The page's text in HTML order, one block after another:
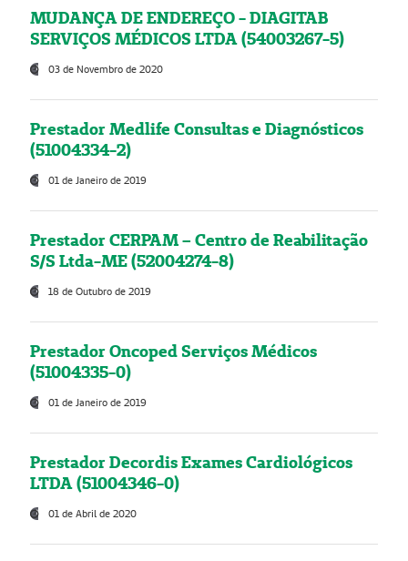
MUDANÇA DE ENDEREÇO - DIAGITAB
SERVIÇOS MÉDICOS LTDA (54003267-5)
03 de Novembro de 2020
Prestador Medlife Consultas e Diagnósticos
(51004334-2)
01 de Janeiro de 2019
Prestador CERPAM – Centro de Reabilitação
S/S Ltda-ME (52004274-8)
18 de Outubro de 2019
Prestador Oncoped Serviços Médicos
(51004335-0)
01 de Janeiro de 2019
Prestador Decordis Exames Cardiológicos
LTDA (51004346-0)
01 de Abril de 2020